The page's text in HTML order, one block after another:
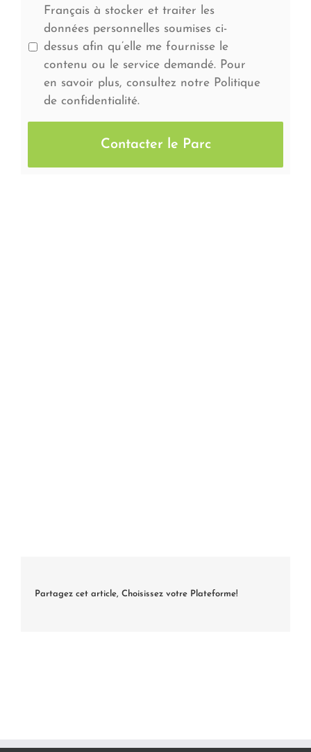
Français à stocker et traiter les
données personnelles soumises ci-
dessus afin qu’elle me fournisse le
contenu ou le service demandé. Pour
en savoir plus, consultez notre Politique
de confidentialité.
Partagez cet article, Choisissez votre Plateforme!